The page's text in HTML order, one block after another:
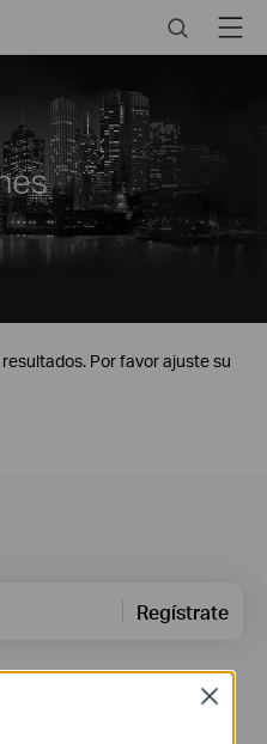
SearchMenu
Por favor ajuste su
Regístrate
Close